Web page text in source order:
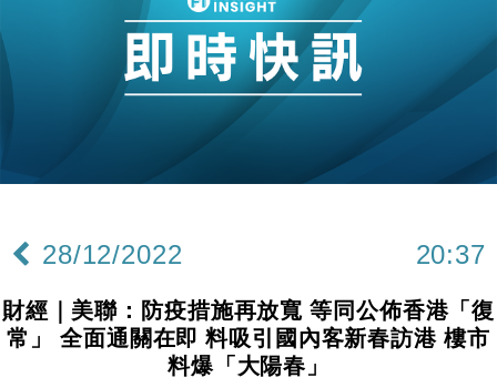
損失近6900萬元
財經｜日經失守6.5萬點後回穩 全周仍升近2%
15:47
財經｜恒隆10月換帥 玩具「反」斗城亞洲CEO蔡德
財經｜韓股反覆波動收跌 連挫7周創逾3年最長跌勢
12:44
財經｜日本春季三度入市撐日圓 4月單日斥6.28萬億
11:12
國際｜特朗普料美伊戰事快結束 承認部分彈藥庫存緊
張
財經｜SA售股自救後再出手 斥4億美元押注未上市公
28/12/2022 20:37
財經｜美聯：防疫措施再放寬 等同公佈香港「復
常」 全面通關在即 料吸引國內客新春訪港 樓市
料爆「大陽春」